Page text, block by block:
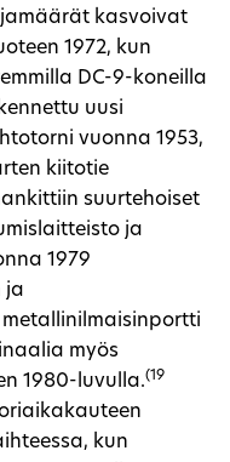
kasvoivat
1972, kun
DC-9-koneilla
uusi
vuonna 1953,
kiitotie
suurtehoiset
ja
1979
ja
myös
1980-luvulla.(19
kun